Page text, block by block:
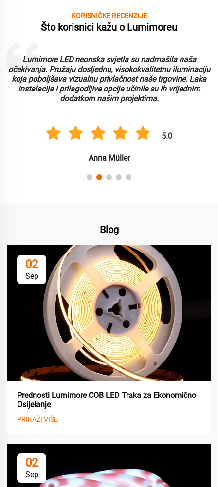
KORISNIČKE RECENZIJE
Što korisnici kažu o Lumimoreu
Lumimore LED neonska svjetla su nadmašila naša
očekivanja. Pružaju dosljednu, visokokvalitetnu iluminaciju
koja poboljšava vizualnu privlačnost naše trgovine. Laka
instalacija i prilagodljive opcije učinile su ih vrijednim
dodatkom našim projektima.
5.0
Anna Müller
Blog
02
Sep
Prednosti Lumimore COB LED Traka za Ekonomično
Osijelanje
PRIKAŽI VIŠE
02
Sep